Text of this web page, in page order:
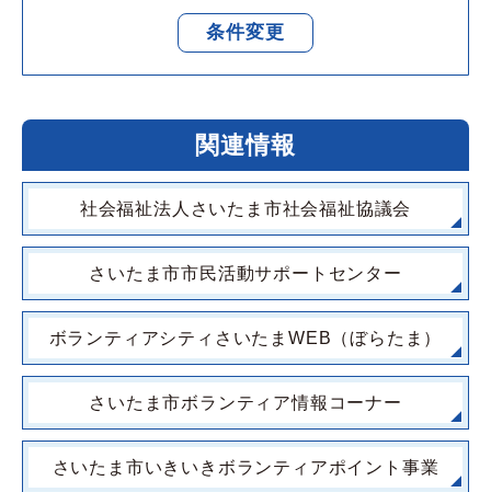
条件変更
関連情報
社会福祉法人さいたま市社会福祉協議会
さいたま市市民活動サポートセンター
ボランティアシティさいたまWEB（ぼらたま）
さいたま市ボランティア情報コーナー
さいたま市いきいきボランティアポイント事業